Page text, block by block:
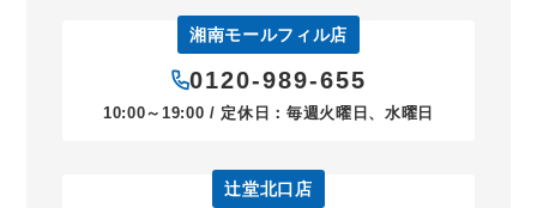
湘南モールフィル店
0120-989-655
10:00～19:00 / 定休日：毎週火曜日、水曜日
辻堂北口店